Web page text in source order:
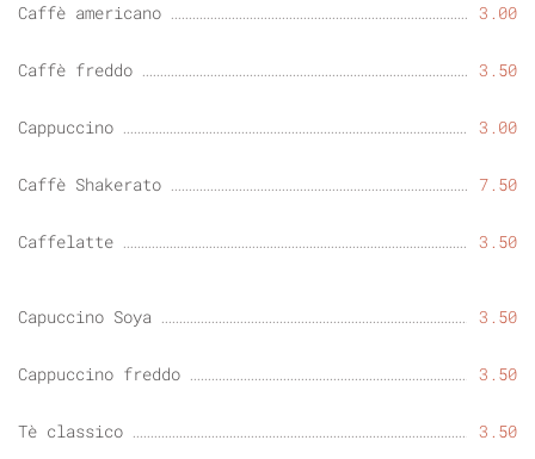
Caffè americano 3.00
Caffè freddo 3.50
Cappuccino 3.00
Caffè Shakerato 7.50
Caffelatte 3.50
Capuccino Soya 3.50
Cappuccino freddo 3.50
Tè classico 3.50